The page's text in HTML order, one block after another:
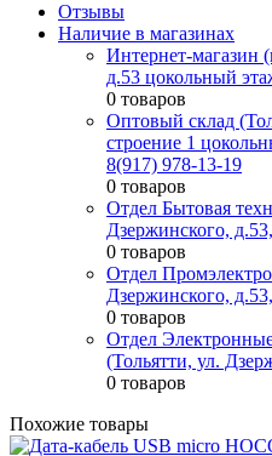
Отзывы
Наличие в магазинах
Интернет-магазин
д.53 цокольный
0 товаров
Оптовый склад
строение 1
8(917) 978-13-19
0 товаров
Отдел Бытовая
Дзержинского,
0 товаров
Отдел
Дзержинского,
0 товаров
Отдел
(Тольятти, ул.
0 товаров
Похожие товары